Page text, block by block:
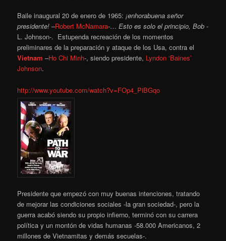
Baile inaugural 20 de enero de 1965:¡enhorabuena señor
presidente! –Robert McNamara-…Esto es solo el principio, Bob -
L. Johnson-. Estupenda recreación de los momentos
preliminares de la preparación y ataque de los Usa, contra el
Vietnam –Ho Chi Minh-, siendo presidente, Lyndon ‘Baines’
Johnson.
http://www.youtube.com/watch?v=FOp4_PiBGqo
Presidente que empezó con muy buenas intenciones, tratando
de mejorar las condiciones sociales -la gran sociedad-, pero la
guerra acabó siendo su propio infierno, terminó con su carrera
política y un montón de vidas humanas -58.000 Americanos, 2
millones de Vietnamitas y demás secuelas-.